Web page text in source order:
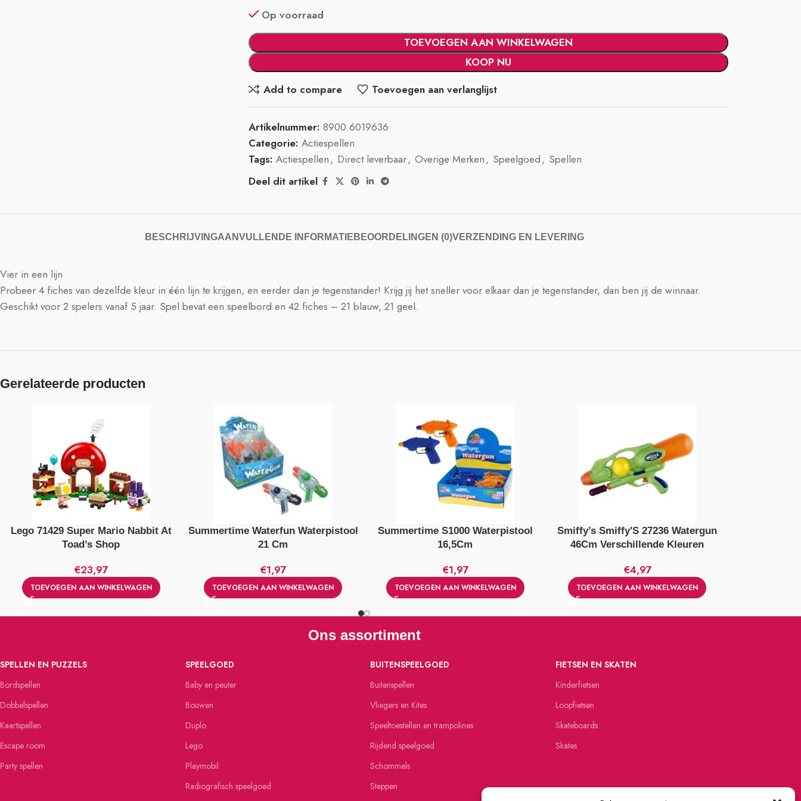
Op voorraad
TOEVOEGEN AAN WINKELWAGEN
KOOP NU
Add to compare
Toevoegen aan verlanglijst
Artikelnummer:8900.6019636
Categorie: Actiespellen
Tags: Actiespellen, Direct leverbaar, Overige Merken, Speelgoed, Spellen
Deel dit artikel
BESCHRIJVINGAANVULLENDE INFORMATIE BEOORDELINGEN (0)VERZENDING EN LEVERING
Vier in een lijn
Probeer 4 fiches van dezelfde kleur in één lijn te krijgen, en eerder dan je tegenstander! Krijg jij het sneller voor elkaar dan je tegenstander, dan ben jij de winnaar.
Geschikt voor 2 spelers vanaf 5 jaar. Spel bevat een speelbord en 42 fiches – 21 blauw, 21 geel.
Gerelateerde producten
Lego 71429 Super Mario Nabbit At
Toad’s Shop
€23,97
TOEVOEGEN AAN WINKELWAGEN
Summertime Waterfun Waterpistool
21 Cm
€1,97
TOEVOEGEN AAN WINKELWAGEN
Summertime S1000 Waterpistool
16,5Cm
€1,97
TOEVOEGEN AAN WINKELWAGEN
Smiffy’s Smiffy'S 27236 Watergun
46Cm Verschillende Kleuren
€4,97
TOEVOEGEN AAN WINKELWAGEN
Ons assortiment
SPELLEN EN PUZZELS
Bordspellen
Dobbelspellen
Kaartspellen
Escape room
Party spellen
SPEELGOED
Baby en peuter
Bouwen
Duplo
Lego
Playmobil
Radiografisch speelgoed
BUITENSPEELGOED
Buitenspellen
Vliegers en Kites
Speeltoestellen en trampolines
Rijdend speelgoed
Schommels
Steppen
FIETSEN EN SKATEN
Kinderfietsen
Loopfietsen
Skateboards
Skates